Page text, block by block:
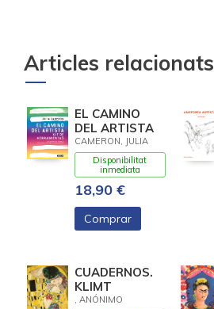
Articles relacionats
EL CAMINO
DEL ARTISTA
CAMERON, JULIA
Disponibilitat
inmediata
18,90 €
Comprar
CUADERNOS.
KLIMT
, ANÓNIMO